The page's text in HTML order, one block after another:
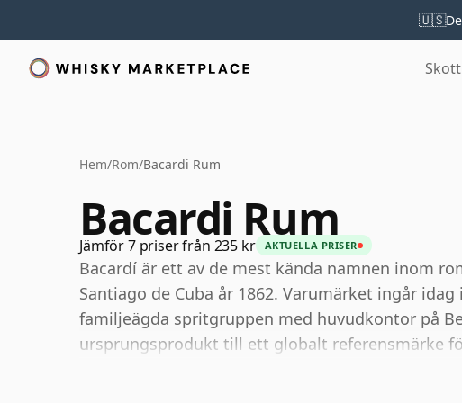
🇺🇸
Hem/Rom/Bacardi Rum
Bacardi Rum
Jämför 7 priser från 235 kr AKTUELLA PRISER
Bacardí är ett av de mest kända namnen inom
Santiago de Cuba år 1862. Varumärket ingår
familjeägda spritgruppen med huvudkontor på
ursprungsprodukt till ett globalt referensmärke